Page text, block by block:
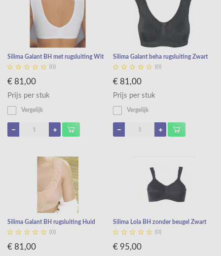
Silima Galant BH met rugsluiting Wit
     (0)
€ 81,00
Prijs per stuk
Vergelijk
Silima Galant beha rugsluiting Zwart
     (0)
€ 81,00
Prijs per stuk
Vergelijk
Silima Galant BH rugsluiting Huid
     (0)
€ 81,00
Silima Lola BH zonder beugel Zwart
     (0)
€ 95,00